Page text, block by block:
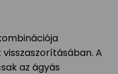
A
az ágyás